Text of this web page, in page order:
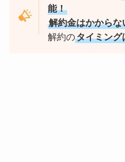
能！
解約金はかからな
解約のタイミング